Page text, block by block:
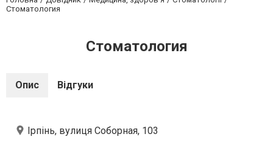
Стоматология
Стоматология
Опис Відгуки
Ірпінь, вулиця Соборная, 103